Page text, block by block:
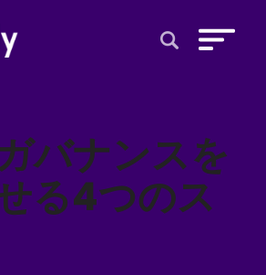
バナンスを
る4つのス